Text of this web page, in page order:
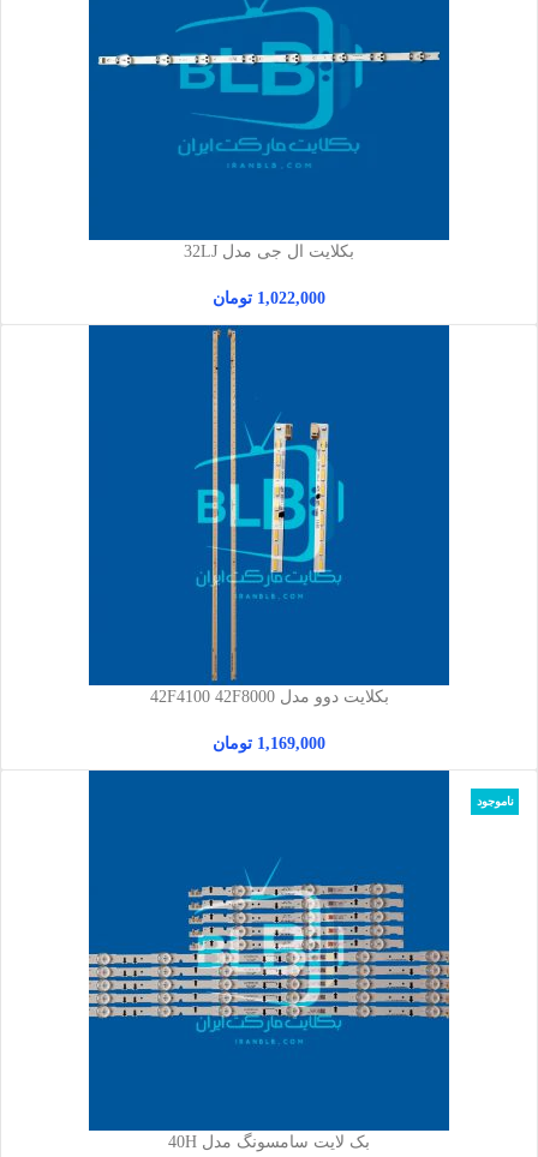
بکلایت ال جی مدل 32LJ
1,022,000 تومان
بکلایت دوو مدل 42F4100 42F8000
1,169,000 تومان
ناموجود
بک لایت سامسونگ مدل 40H